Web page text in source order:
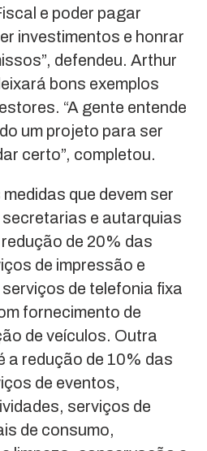
e poder pagar
investimentos e honrar
defendeu. Arthur
bons exemplos
“A gente entende
um projeto para ser
certo”, completou.
que devem ser
e autarquias
de 20% das
de impressão e
de telefonia fixa
fornecimento de
de veículos. Outra
a redução de 10% das
de eventos,
serviços de
de consumo,